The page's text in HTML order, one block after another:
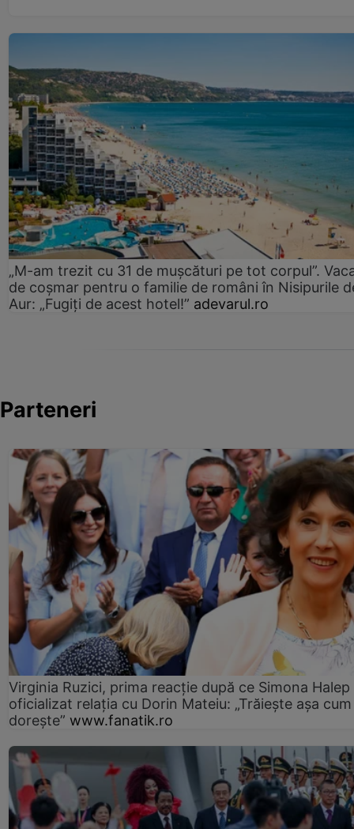
„M-am trezit cu 31 de mușcături pe tot corpul”.
de coșmar pentru o familie de români în Nisipurile
Aur: „Fugiți de acest hotel!” adevarul.ro
Parteneri
Virginia Ruzici, prima reacție după ce Simona Halep
oficializat relația cu Dorin Mateiu: „Trăiește așa cum
dorește” www.fanatik.ro